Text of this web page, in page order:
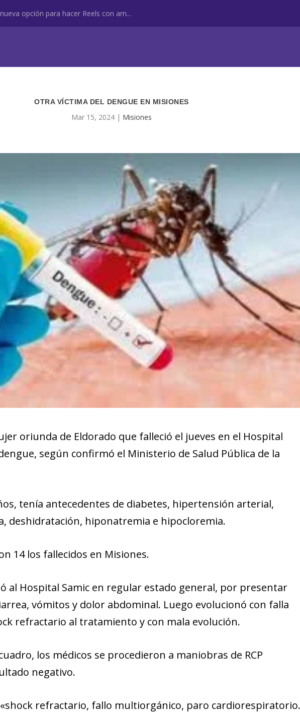
opción para hacer Reels con am...
OTRA VÍCTIMA DEL DENGUE EN MISIONES
Mar 15, 2024| Misiones
oriunda de Eldorado que falleció el jueves en el Hospital
según confirmó el Ministerio de Salud Pública de la
tenía antecedentes de diabetes, hipertensión arterial,
deshidratación, hiponatremia e hipocloremia.
14 los fallecidos en Misiones.
al Hospital Samic en regular estado general, por presentar
vómitos y dolor abdominal. Luego evolucionó con falla
refractario al tratamiento y con mala evolución.
los médicos se procedieron a maniobras de RCP
negativo.
refractario, fallo multiorgánico, paro